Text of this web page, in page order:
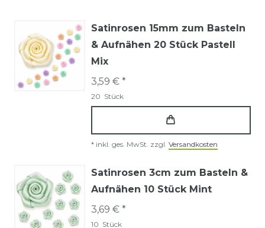
Satinrosen 15mm zum Basteln
& Aufnähen 20 Stück Pastell
Mix
3,59 € *
20 Stück
* inkl. ges. MwSt. zzgl. Versandkosten
Satinrosen 3cm zum Basteln &
Aufnähen 10 Stück Mint
3,69 € *
10 Stück